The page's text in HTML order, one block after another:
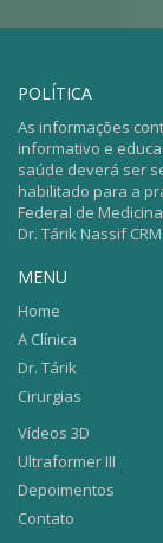
POLÍTICA
As informações
informativo e
saúde deverá ser
habilitado para a
Federal de Medicina
Dr. Tárik Nassif
MENU
Home
A Clínica
Dr. Tárik
Cirurgias
Vídeos 3D
Ultraformer III
Depoimentos
Contato